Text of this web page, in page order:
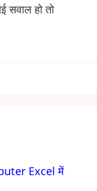
हो तो
Excel में